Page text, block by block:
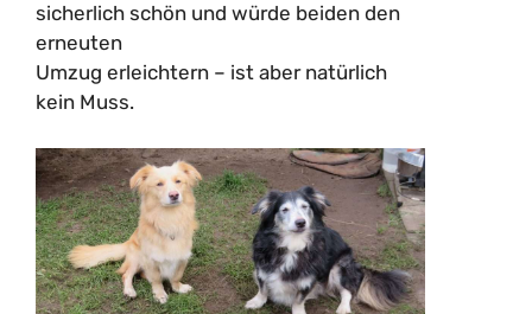
sicherlich schön und würde beiden den
erneuten
Umzug erleichtern – ist aber natürlich
kein Muss.